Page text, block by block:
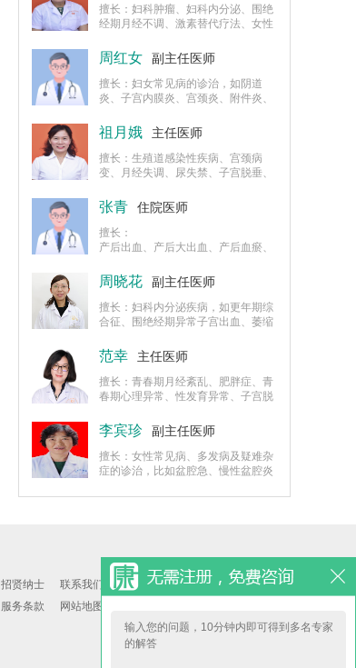
疑难取环等计划生育手术、宫颈、外
阴疾病的LEEP手术、海扶术、二氧
擅长：妇科肿瘤、妇科内分泌、围绝
经期月经不调、激素替代疗法、女性
宫颈病变防治、女性慢性炎症疾病的
诊断与治疗，微创手术、盆底障碍性
疾病的保守治疗。
周红女 副主任医师
擅长：妇女常见病的诊治，如阴道
炎、子宫内膜炎、宫颈炎、附件炎、
健，包括月经过多、月经量少、月经
失调、月经不调等。
祖月娥 主任医师
擅长：生殖道感染性疾病、宫颈病
变、月经失调、尿失禁、子宫脱垂、
断和治疗；妇女各期保健，青春期、
生育期、更年期生殖健康、性保健，
避孕咨询指导等。
张青 住院医师
擅长：
产后出血、产后大出血、产后血瘀、
宫脱垂、子宫破裂、子宫肌瘤、子宫
腺肌病的诊治。
周晓花 副主任医师
擅长：妇科内分泌疾病，如更年期综
合征、围绝经期异常子宫出血、萎缩
征、高泌乳素血症等。
范幸 主任医师
擅长：青春期月经紊乱、肥胖症、青
春期心理异常、性发育异常、子宫脱
宫腔粘连、子宫内膜息肉、黏膜下子
宫肌瘤、宫颈癌前病变治疗。
李宾珍 副主任医师
擅长：女性常见病、多发病及疑难杂
症的诊治，比如盆腔急、慢性盆腔炎
道炎及性传播性疾病诊治。
招贤纳士
联系我们
服务条款 网站地图